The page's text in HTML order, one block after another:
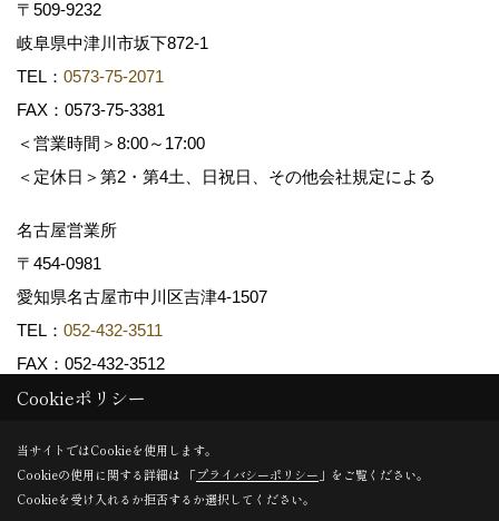
〒509-9232
岐阜県中津川市坂下872‐1
TEL： 0573-75-2071
FAX：0573-75-3381
＜営業時間＞8:00～17:00
＜定休日＞第2・第4土、日祝日、その他会社規定による
名古屋営業所
〒454-0981
愛知県名古屋市中川区吉津4-1507
TEL： 052-432-3511
FAX：052-432-3512
Copyright (c) 共和木材工業株式会社. All Rights Reserved.
Produced byゴデスクリエイト
Cookieポリシー
当サイトではCookieを使用します。
Cookieの使用に関する詳細は 「プライバシーポリシー 」をご覧ください。
Cookieを受け入れるか拒否するか選択してください。